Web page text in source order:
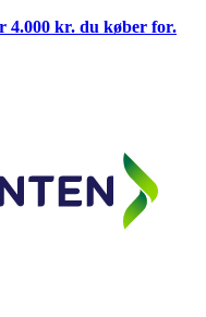
4.000 kr. du køber for.